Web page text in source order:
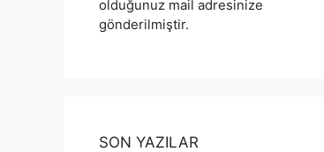
olduğunuz mail adresinize
gönderilmiştir.
SON YAZILAR